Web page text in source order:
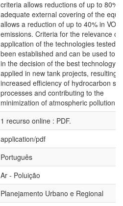
criteria allows reductions of up to 80%,
adequate external covering of the
allows a reduction of up to 40% in VOC
emissions. Criteria for the relevance of
application of the technologies tested
been established and can be used to
in the decision of the best technology
applied in new tank projects, resulting
increased efficiency of hydrocarbon
processes and contributing to the
minimization of atmospheric pollution.
1 recurso online : PDF.
application/pdf
Português
Ar - Poluição
Planejamento Urbano e Regional